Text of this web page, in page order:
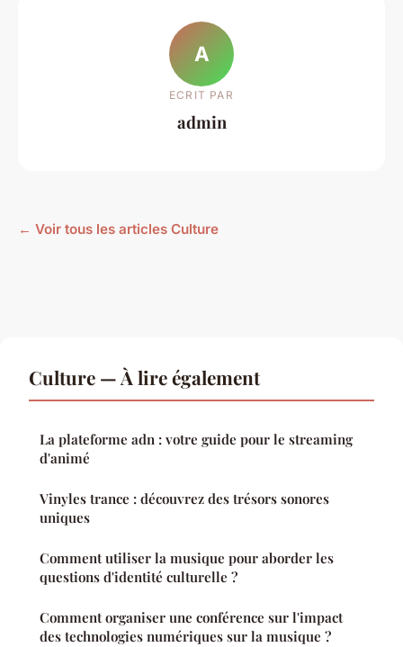
A
ECRIT PAR
admin
← Voir tous les articles Culture
Culture — À lire également
La plateforme adn : votre guide pour le streaming
d'animé
Vinyles trance : découvrez des trésors sonores
uniques
Comment utiliser la musique pour aborder les
questions d'identité culturelle ?
Comment organiser une conférence sur l'impact
des technologies numériques sur la musique ?